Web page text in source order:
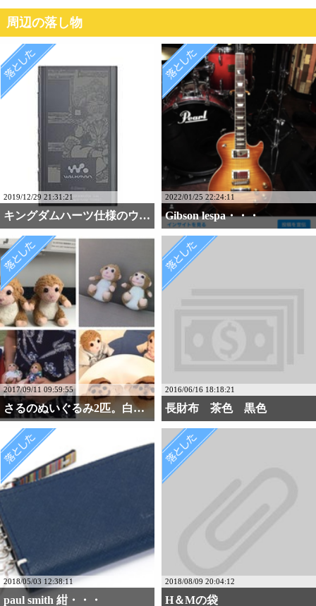
周辺の落し物
2019/12/29 21:31:21
キングダムハーツ仕様のウ・・・
2022/01/25 22:24:11
Gibson lespa・・・
2017/09/11 09:59:55
さるのぬいぐるみ2匹。白・・・
2016/06/16 18:18:21
長財布 茶色 黒色
2018/05/03 12:38:11
paul smith 紺・・・
2018/08/09 20:04:12
H＆Mの袋